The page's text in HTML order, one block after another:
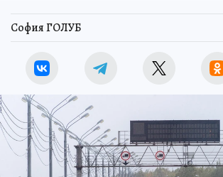
София ГОЛУБ